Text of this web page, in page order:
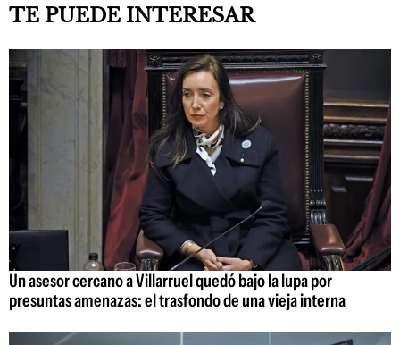
TE PUEDE INTERESAR
Un asesor cercano a Villarruel quedó bajo la lupa por
presuntas amenazas: el trasfondo de una vieja interna